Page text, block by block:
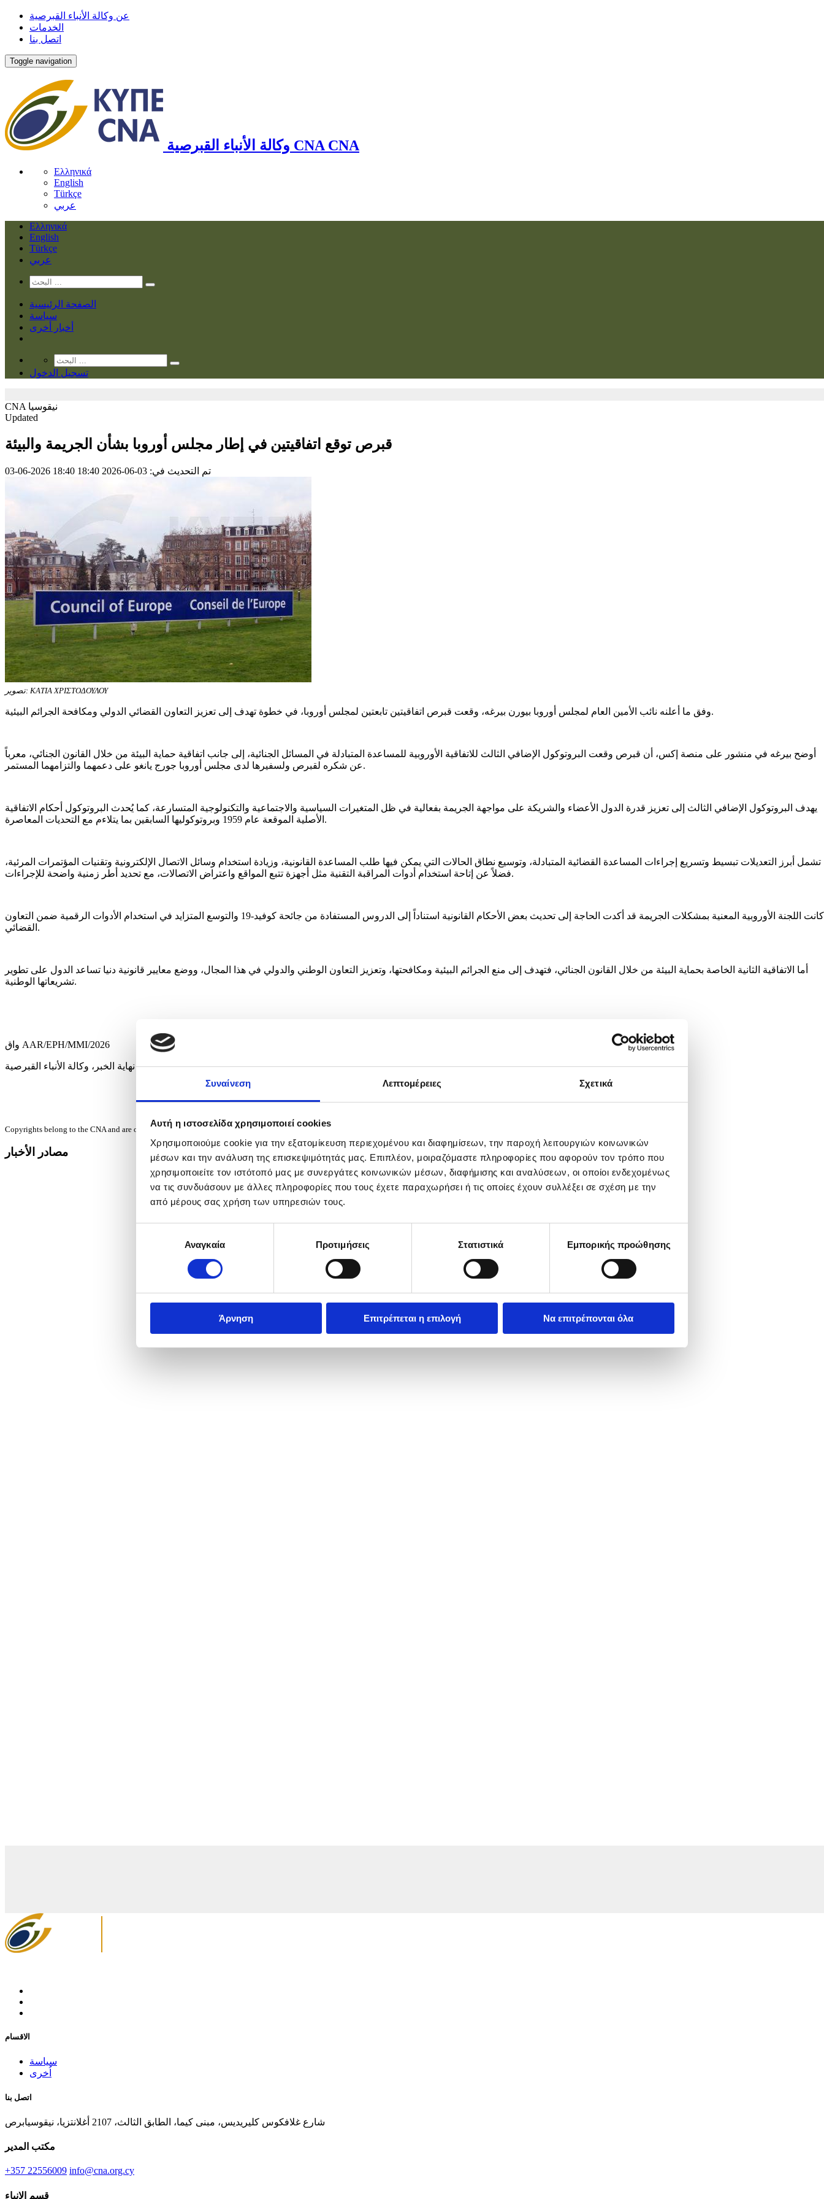
Συναίνεση Λεπτομέρειες Σχετικά
Αυτή η ιστοσελίδα χρησιμοποιεί cookies
Χρησιμοποιούμε cookie για την εξατομίκευση περιεχομένου και διαφημίσεων, την παροχή λειτουργιών κοινωνικών
μέσων και την ανάλυση της επισκεψιμότητάς μας. Επιπλέον, μοιραζόμαστε πληροφορίες που αφορούν τον τρόπο που
χρησιμοποιείτε τον ιστότοπό μας με συνεργάτες κοινωνικών μέσων, διαφήμισης και αναλύσεων, οι οποίοι ενδεχομένως
να τις συνδυάσουν με άλλες πληροφορίες που τους έχετε παραχωρήσει ή τις οποίες έχουν συλλέξει σε σχέση με την
από μέρους σας χρήση των υπηρεσιών τους.
συγκατάθεσηςΑναγκαία Προτιμήσεις Στατιστικά Εμπορικής προώθησης
Άρνηση Επιτρέπεται η επιλογή Να επιτρέπονται όλα
عن وكالة الأنباء القبرصية
الخدمات
اتصل بنا
Toggle navigation
وكالة الأنباء القبرصية CNA CNA
Ελληνικά
English
Türkçe
عربي
Ελληνικά
English
Türkçe
عربي
الصفحة الرئيسية
سياسة
أخبار أخرى
تسجيل الدخول
CNA نيقوسيا
Updated
قبرص توقع اتفاقيتين في إطار مجلس أوروبا بشأن الجريمة والبيئة
03-06-2026 18:40 تم التحديث في: 03-06-2026 18:40
تصوير: ΚΑΤΙΑ ΧΡΙΣΤΟΔΟΥΛΟΥ
وفق ما أعلنه نائب الأمين العام لمجلس أوروبا بيورن بيرغه، وقعت قبرص اتفاقيتين تابعتين لمجلس أوروبا، في خطوة تهدف إلى تعزيز التعاون القضائي الدولي ومكافحة الجرائم البيئية.
أوضح بيرغه في منشور على منصة إكس، أن قبرص وقعت البروتوكول الإضافي الثالث للاتفاقية الأوروبية للمساعدة المتبادلة في المسائل الجنائية، إلى جانب اتفاقية حماية البيئة من خلال القانون الجنائي، معرباً
عن شكره لقبرص ولسفيرها لدى مجلس أوروبا جورج يانغو على دعمهما والتزامهما المستمر.
يهدف البروتوكول الإضافي الثالث إلى تعزيز قدرة الدول الأعضاء والشريكة على مواجهة الجريمة بفعالية في ظل المتغيرات السياسية والاجتماعية والتكنولوجية المتسارعة، كما يُحدث البروتوكول أحكام الاتفاقية
الأصلية الموقعة عام 1959 وبروتوكوليها السابقين بما يتلاءم مع التحديات المعاصرة.
تشمل أبرز التعديلات تبسيط وتسريع إجراءات المساعدة القضائية المتبادلة، وتوسيع نطاق الحالات التي يمكن فيها طلب المساعدة القانونية، وزيادة استخدام وسائل الاتصال الإلكترونية وتقنيات المؤتمرات المرئية،
فضلاً عن إتاحة استخدام أدوات المراقبة التقنية مثل أجهزة تتبع المواقع واعتراض الاتصالات، مع تحديد أطر زمنية واضحة للإجراءات.
كانت اللجنة الأوروبية المعنية بمشكلات الجريمة قد أكدت الحاجة إلى تحديث بعض الأحكام القانونية استناداً إلى الدروس المستفادة من جائحة كوفيد-19 والتوسع المتزايد في استخدام الأدوات الرقمية ضمن التعاون
القضائي.
أما الاتفاقية الثانية الخاصة بحماية البيئة من خلال القانون الجنائي، فتهدف إلى منع الجرائم البيئية ومكافحتها، وتعزيز التعاون الوطني والدولي في هذا المجال، ووضع معايير قانونية دنيا تساعد الدول على تطوير
تشريعاتها الوطنية.
واق AAR/EPH/MMI/2026
نهاية الخبر، وكالة الأنباء القبرصية
Copyrights belong to the CNA and are only granted to subscribers for a specific use.
مصادر الأخبار
الاقسام
سياسة
اُخرى
اتصل بنا
شارع غلافكوس كليريديس، مبنى كيما، الطابق الثالث، 2107 أغلانتزيا، نيقوسيابرص
مكتب المدير
+357 22556009 info@cna.org.cy
قسم الانباء